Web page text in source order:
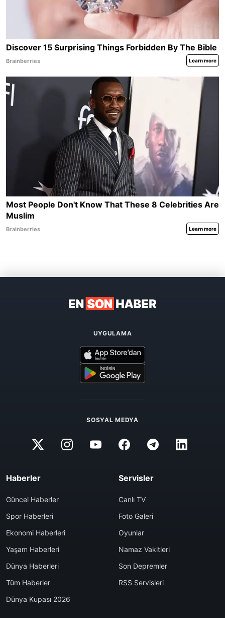
UYGULAMA
SOSYAL MEDYA
Haberler
Güncel Haberler
Spor Haberleri
Ekonomi Haberleri
Yaşam Haberleri
Dünya Haberleri
Tüm Haberler
Dünya Kupası 2026
Servisler
Canlı TV
Foto Galeri
Oyunlar
Namaz Vakitleri
Son Depremler
RSS Servisleri